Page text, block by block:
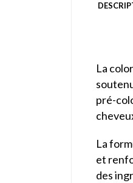
La
pré-
La
et
des